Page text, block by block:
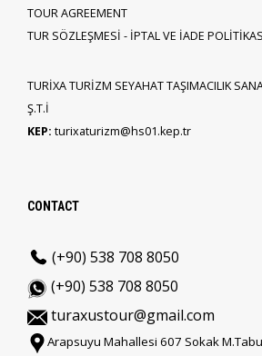
TOUR AGREEMENT
TUR SÖZLEŞMESİ - İPTAL VE İADE
TURİXA TURİZM SEYAHAT TAŞIMACILIK
Ş.T.İ
KEP: turixaturizm@hs01.kep.tr
CONTACT
(+90) 538 708 8050
(+90) 538 708 8050
turaxustour@gmail.com
Arapsuyu Mahallesi 607 Sokak